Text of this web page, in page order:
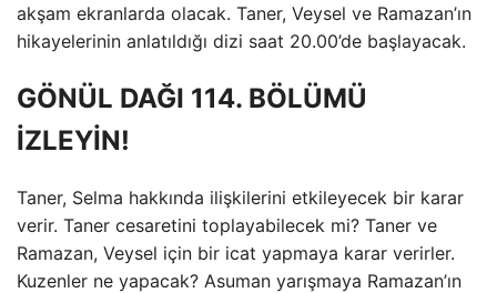
akşam ekranlarda olacak. Taner, Veysel ve Ramazan’ın
hikayelerinin anlatıldığı dizi saat 20.00’de başlayacak.
GÖNÜL DAĞI 114. BÖLÜMÜ
İZLEYİN!
Taner, Selma hakkında ilişkilerini etkileyecek bir karar
verir. Taner cesaretini toplayabilecek mi? Taner ve
Ramazan, Veysel için bir icat yapmaya karar verirler.
Kuzenler ne yapacak? Asuman yarışmaya Ramazan’ın